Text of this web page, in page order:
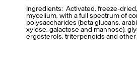
Ingredients: Activated, freeze-
mycelium, with a full spectrum of
polysaccharides (beta glucans,
xylose, galactose and mannose),
ergosterols, triterpenoids and